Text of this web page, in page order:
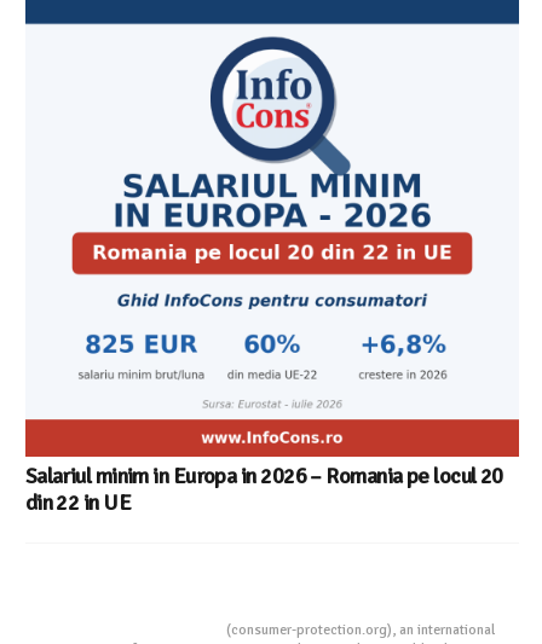
Cele mai bune masini de spalat vase independente cu
Aplicatia InfoCons
(consumer-protection.org), an international